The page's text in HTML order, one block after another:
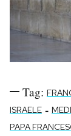
Tag:
ISRAELE -
PAPA